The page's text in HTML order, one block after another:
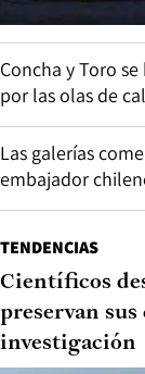
Concha y Toro
por las olas de
Las galerías
embajador
TENDENCIAS
Científicos
preservan
investigación